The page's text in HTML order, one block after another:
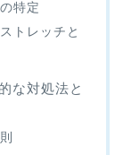
特定
トレッチと
な対処法と